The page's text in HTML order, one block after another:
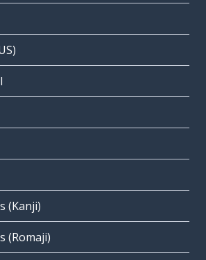
(Kanji)
(Romaji)